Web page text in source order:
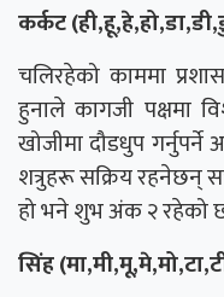
कर्कट
चलिरहेको काममा
हुनाले कागजी पक्षमा
खोजीमा दौडधुप
शत्रुहरू सक्रिय रहनेछन्
हो भने शुभ अंक २ रहेको
सिंह